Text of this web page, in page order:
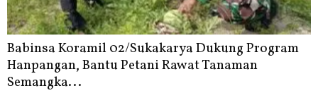
Babinsa Koramil 02/Sukakarya Dukung Program
Hanpangan, Bantu Petani Rawat Tanaman
Semangka...